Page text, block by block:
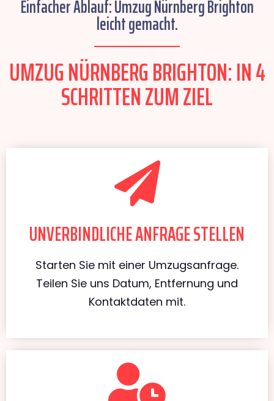
Einfacher Ablauf: Umzug Nürnberg Brighton
leicht gemacht.
UMZUG NÜRNBERG BRIGHTON: IN 4
SCHRITTEN ZUM ZIEL
UNVERBINDLICHE ANFRAGE STELLEN
Starten Sie mit einer Umzugsanfrage.
Teilen Sie uns Datum, Entfernung und
Kontaktdaten mit.